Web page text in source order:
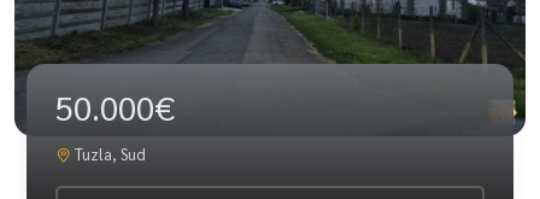
50.000€
Tuzla, Sud